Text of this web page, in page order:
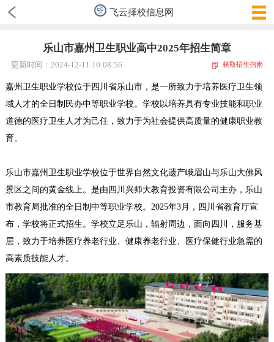
飞云择校信息网
乐山市嘉州卫生职业高中2025年招生简章
更新时间：2024-12-11 10:08:56 获取招生指南
嘉州卫生职业学校位于四川省乐山市，是一所致力于培养医疗卫生领
域人才的全日制民办中等职业学校。学校以培养具有专业技能和职业
道德的医疗卫生人才为己任，致力于为社会提供高质量的健康职业教
育。
乐山市嘉州卫生职业学校位于世界自然文化遗产峨眉山与乐山大佛风
景区之间的黄金线上。是由四川兴师大教育投资有限公司主办，乐山
市教育局批准的全日制中等职业学校。2025年3月，四川省教育厅宣
布，学校将正式招生。学校立足乐山，辐射周边，面向四川，服务基
层，致力于培养医疗养老行业、健康养老行业、医疗保健行业急需的
高素质技能人才。